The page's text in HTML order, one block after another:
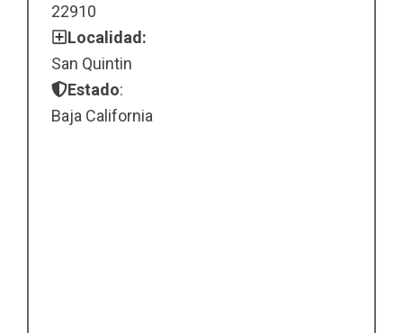
22910
Localidad:
San Quintin
Estado:
Baja California